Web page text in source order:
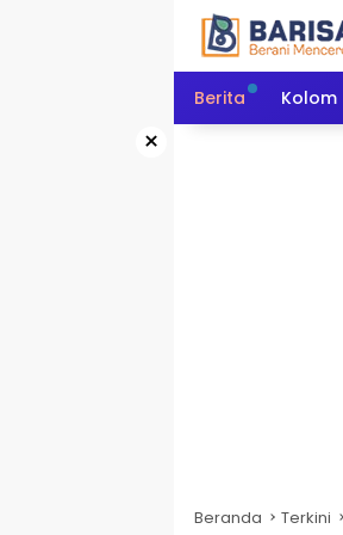
Berita Kolom
×
Beranda Terkini